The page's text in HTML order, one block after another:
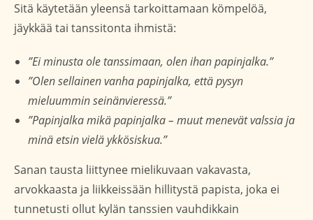
Sitä käytetään yleensä tarkoittamaan kömpelöä,
jäykkää tai tanssitonta ihmistä:
”Ei minusta ole tanssimaan, olen ihan papinjalka.”
”Olen sellainen vanha papinjalka, että pysyn
mieluummin seinänvieressä.”
”Papinjalka mikä papinjalka – muut menevät valssia ja
minä etsin vielä ykkösiskua.”
Sanan tausta liittynee mielikuvaan vakavasta,
arvokkaasta ja liikkeissään hillitystä papista, joka ei
tunnetusti ollut kylän tanssien vauhdikkain